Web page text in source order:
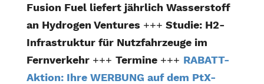
Fusion Fuel liefert jährlich Wasserstoff
an Hydrogen Ventures +++ Studie: H2-
Infrastruktur für Nutzfahrzeuge im
Fernverkehr +++ Termine +++ RABATT-
Aktion: Ihre WERBUNG auf dem PtX-